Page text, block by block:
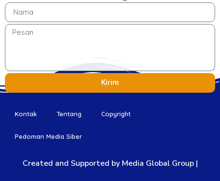
Kirim
Kontak Tentang Copyright
Pedoman Media Siber
Created and Supported by Media Global Group |